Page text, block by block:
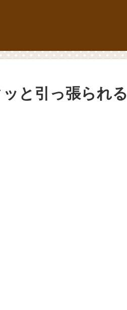
と引っ張られる